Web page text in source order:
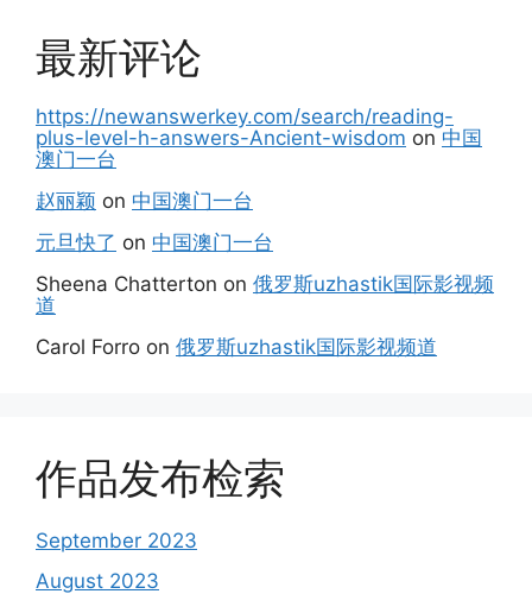
最新评论
https://newanswerkey.com/search/reading-
plus-level-h-answers-Ancient-wisdom on 中国
澳门一台
赵丽颖 on 中国澳门一台
元旦快了 on 中国澳门一台
Sheena Chatterton on 俄罗斯uzhastik国际影视频
道
Carol Forro on 俄罗斯uzhastik国际影视频道
作品发布检索
September 2023
August 2023